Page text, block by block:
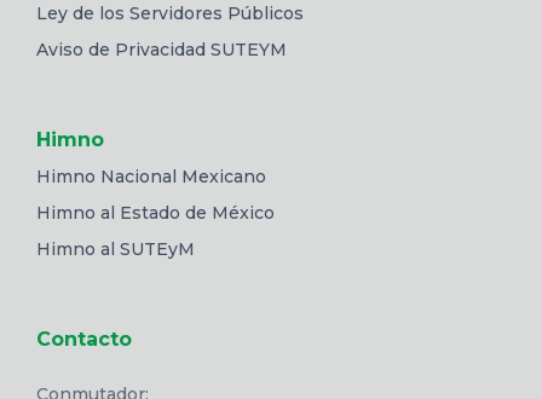
Ley de los Servidores Públicos
Aviso de Privacidad SUTEYM
Himno
Himno Nacional Mexicano
Himno al Estado de México
Himno al SUTEyM
Contacto